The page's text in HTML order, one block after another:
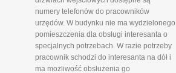
numery telefonów do pracowników
urzędów. W budynku nie ma wydzielonego
pomieszczenia dla obsługi interesanta o
specjalnych potrzebach. W razie potrzeby
pracownik schodzi do interesanta na dół i
ma możliwość obsłużenia go